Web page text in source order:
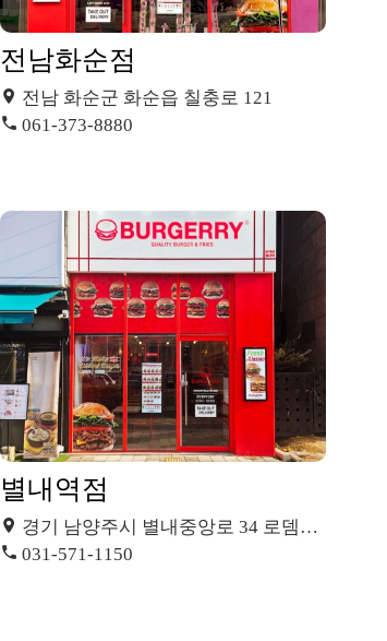
전남화순점
전남 화순군 화순읍 칠충로 121
061-373-8880
별내역점
경기 남양주시 별내중앙로 34 로뎀타워
031-571-1150